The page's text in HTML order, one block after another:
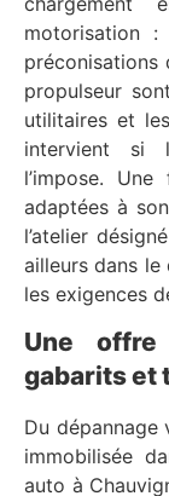
motorisation
préconisations
propulseur
utilitaires et
intervient si
l’impose.
adaptées à
l’atelier
ailleurs dans
les exigences
Une
gabarits et
Du dépannage
immobilisée
auto à